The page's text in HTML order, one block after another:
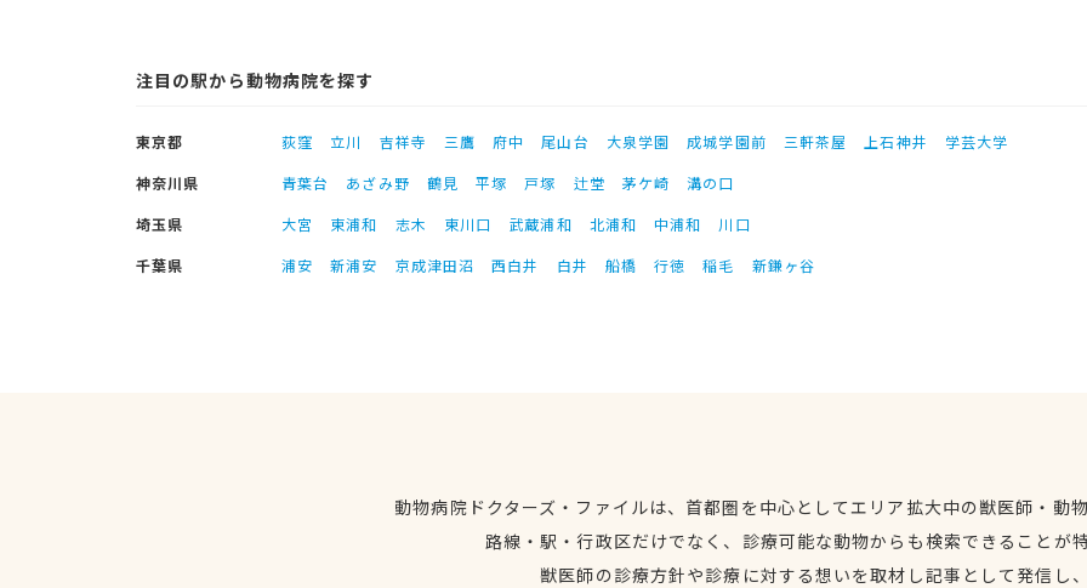
注目の駅から動物病院を探す
東京都 荻窪 立川 吉祥寺 三鷹 府中 尾山台 大泉学園 成城学園前 三軒茶屋 上石神井
学芸大学
神奈川県
青葉台 あざみ野 鶴見 平塚 戸塚 辻堂 茅ケ崎
溝の口
埼玉県
大宮 東浦和 志木 東川口 武蔵浦和 北浦和 中浦和
川口
千葉県
浦安 新浦安 京成津田沼 西白井 白井 船橋 行徳 稲毛 新鎌ヶ谷
動物病院ドクターズ・ファイルは、首都圏を中心としてエリア拡大中の獣医師・動
路線・駅・行政区だけでなく、診療可能な動物からも検索できることが
獣医師の診療方針や診療に対する想いを取材し記事として発信し